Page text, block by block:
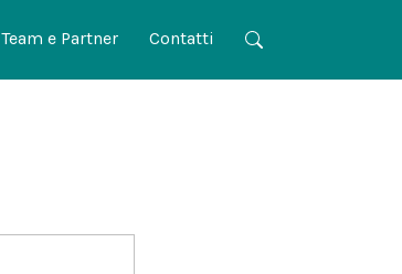
Team e Partner Contatti